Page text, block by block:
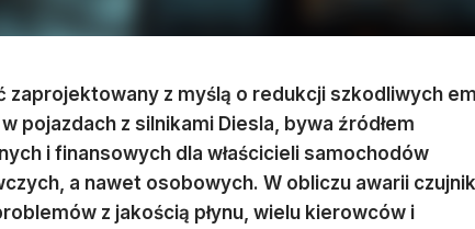
zaprojektowany z myślą o redukcji szkodliwych
pojazdach z silnikami Diesla, bywa źródłem
i finansowych dla właścicieli samochodów
a nawet osobowych. W obliczu awarii
z jakością płynu, wielu kierowców i